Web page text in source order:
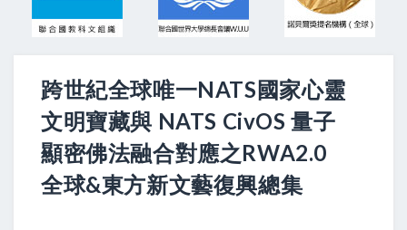
跨世紀全球唯一NATS國家心靈
文明寶藏與 NATS CivOS 量子
顯密佛法融合對應之RWA2.0
全球&東方新文藝復興總集